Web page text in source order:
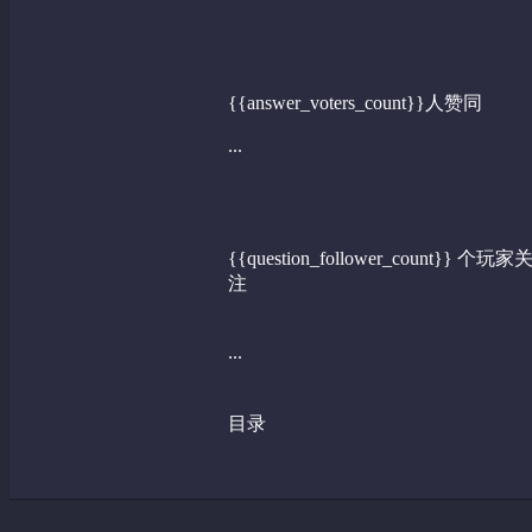
{{answer_voters_count}}人赞同
...
{{question_follower_count}} 个玩家关
注
...
目录